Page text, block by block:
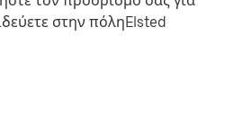
στην πόληElsted